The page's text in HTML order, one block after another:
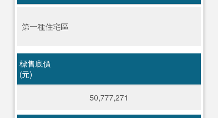
第一種住宅區
標售底價
(元)
50,777,271